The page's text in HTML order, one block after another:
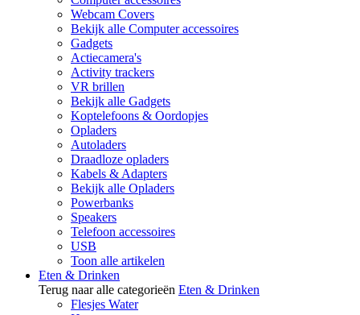
Webcam Covers
Bekijk alle Computer accessoires
Gadgets
Actiecamera's
Activity trackers
VR brillen
Bekijk alle Gadgets
Koptelefoons & Oordopjes
Opladers
Autoladers
Draadloze opladers
Kabels & Adapters
Bekijk alle Opladers
Powerbanks
Speakers
Telefoon accessoires
USB
Toon alle artikelen
Eten & Drinken
Terug naar alle categorieën Eten & Drinken
Flesjes Water